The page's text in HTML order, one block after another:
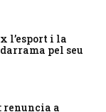
l’esport i la
pel seu
renuncia a